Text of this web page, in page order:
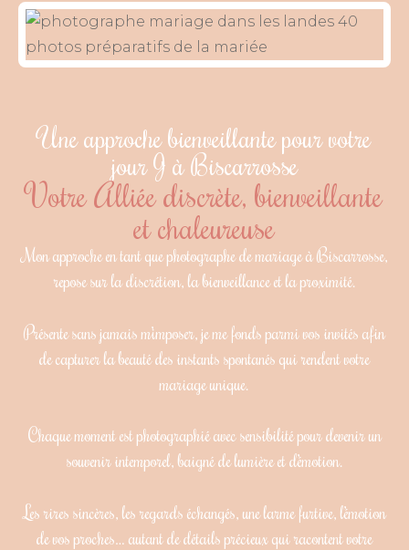
Une approche bienveillante pour votre
jour J à Biscarrosse
Votre Alliée discrète, bienveillante
et chaleureuse
Mon approche en tant que photographe de mariage à Biscarrosse,
repose sur la discrétion, la bienveillance et la proximité.
Présente sans jamais m’imposer, je me fonds parmi vos invités afin
de capturer la beauté des instants spontanés qui rendent votre
mariage unique.
Chaque moment est photographié avec sensibilité pour devenir un
souvenir intemporel, baigné de lumière et d’émotion.
Les rires sincères, les regards échangés, une larme furtive, l’émotion
de vos proches… autant de détails précieux qui racontent votre